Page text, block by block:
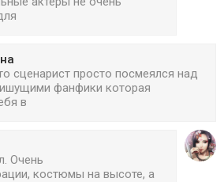
сценарист просто посмеялся над
фанфики которая
в
Очень
костюмы на высоте, а